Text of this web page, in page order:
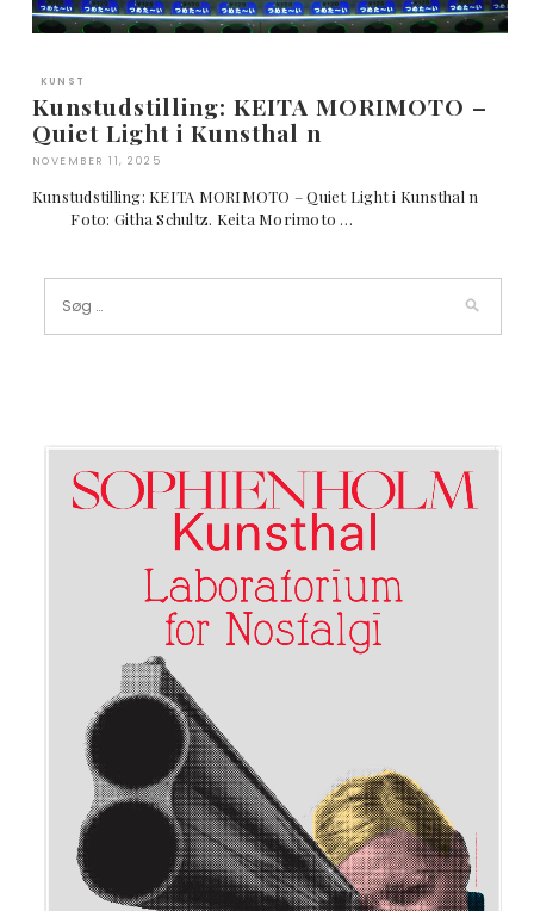
KUNST
Kunstudstilling: KEITA MORIMOTO –
Quiet Light i Kunsthal n
NOVEMBER 11, 2025
Kunstudstilling: KEITA MORIMOTO – Quiet Light i Kunsthal n
Foto: Githa Schultz. Keita Morimoto …